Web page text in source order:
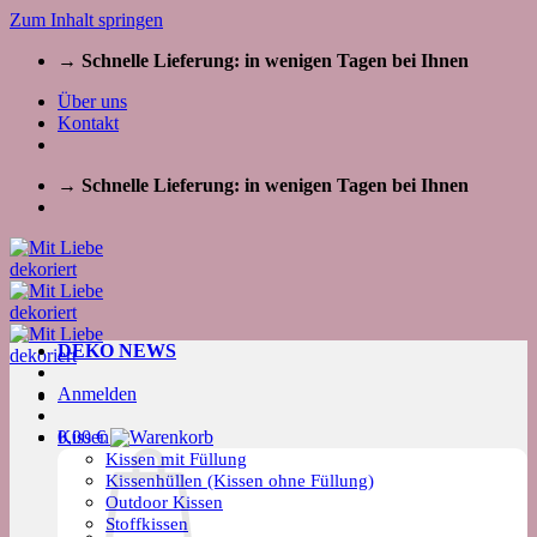
Zum Inhalt springen
→ Schnelle Lieferung: in wenigen Tagen bei Ihnen
Über uns
Kontakt
→ Schnelle Lieferung: in wenigen Tagen bei Ihnen
Kissen
Kissen mit Füllung
Kissenhüllen (Kissen ohne Füllung)
Outdoor Kissen
Stoffkissen
DEKO NEWS
Anmelden
0,00€